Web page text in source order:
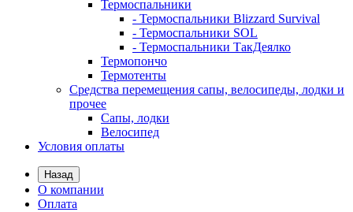
Термоспальники
- Термоспальники Blizzard Survival
- Термоспальники SOL
- Термоспальники ТакДеялко
Термопончо
Термотенты
Средства перемещения сапы, велосипеды, лодки и
прочее
Сапы, лодки
Велосипед
Условия оплаты
Назад
О компании
Оплата